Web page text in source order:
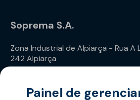
Soprema S.A.
Zona Industrial de Alpiarça - Rua
242 Alpiarça
Painel de gerenciamento de